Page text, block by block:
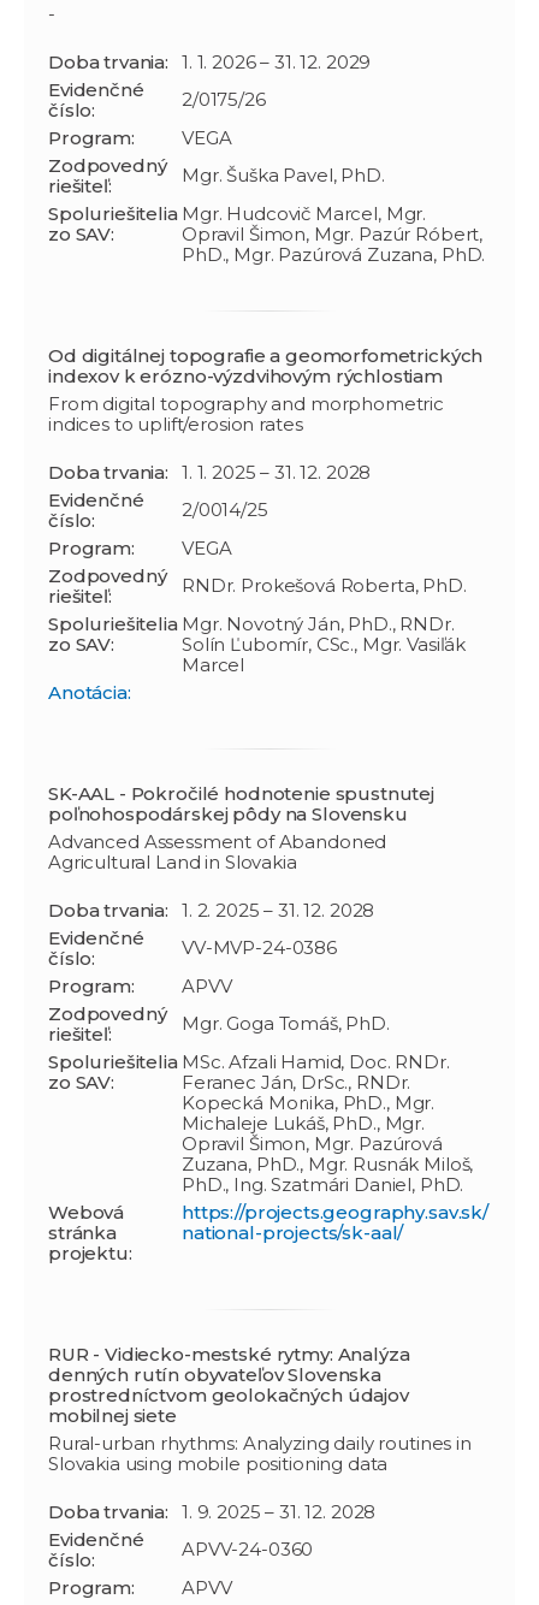
-
Doba trvania:
1. 1. 2026 – 31. 12. 2029
Evidenčné
číslo:
2/0175/26
Program:
VEGA
Zodpovedný
riešiteľ:
Mgr. Šuška Pavel, PhD.
Spoluriešitelia
zo SAV:
Mgr. Hudcovič Marcel, Mgr.
Opravil Šimon, Mgr. Pazúr Róbert,
PhD., Mgr. Pazúrová Zuzana, PhD.
Od digitálnej topografie a geomorfometrických
indexov k erózno-výzdvihovým rýchlostiam
From digital topography and morphometric
indices to uplift/erosion rates
Doba trvania:
1. 1. 2025 – 31. 12. 2028
Evidenčné
číslo:
2/0014/25
Program:
VEGA
Zodpovedný
riešiteľ:
RNDr. Prokešová Roberta, PhD.
Spoluriešitelia
zo SAV:
Mgr. Novotný Ján, PhD., RNDr.
Solín Ľubomír, CSc., Mgr. Vasiľák
Marcel
Anotácia:
SK-AAL - Pokročilé hodnotenie spustnutej
poľnohospodárskej pôdy na Slovensku
Advanced Assessment of Abandoned
Agricultural Land in Slovakia
Doba trvania:
1. 2. 2025 – 31. 12. 2028
Evidenčné
číslo:
VV-MVP-24-0386
Program:
APVV
Zodpovedný
riešiteľ:
Mgr. Goga Tomáš, PhD.
Spoluriešitelia
zo SAV:
MSc. Afzali Hamid, Doc. RNDr.
Feranec Ján, DrSc., RNDr.
Kopecká Monika, PhD., Mgr.
Michaleje Lukáš, PhD., Mgr.
Opravil Šimon, Mgr. Pazúrová
Zuzana, PhD., Mgr. Rusnák Miloš,
PhD., Ing. Szatmári Daniel, PhD.
Webová
stránka
projektu:
https://projects.geography.sav.sk/
national-projects/sk-aal/
RUR - Vidiecko-mestské rytmy: Analýza
denných rutín obyvateľov Slovenska
prostredníctvom geolokačných údajov
mobilnej siete
Rural-urban rhythms: Analyzing daily routines in
Slovakia using mobile positioning data
Doba trvania:
1. 9. 2025 – 31. 12. 2028
Evidenčné
číslo:
APVV-24-0360
Program:
APVV